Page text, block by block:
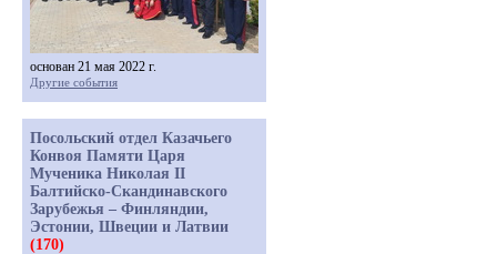
основан 21 мая 2022 г.
Другие события
Посольский отдел Казачьего
Конвоя Памяти Царя
Мученика Николая II
Балтийско-Скандинавского
Зарубежья – Финляндии,
Эстонии, Швеции и Латвии
(170)